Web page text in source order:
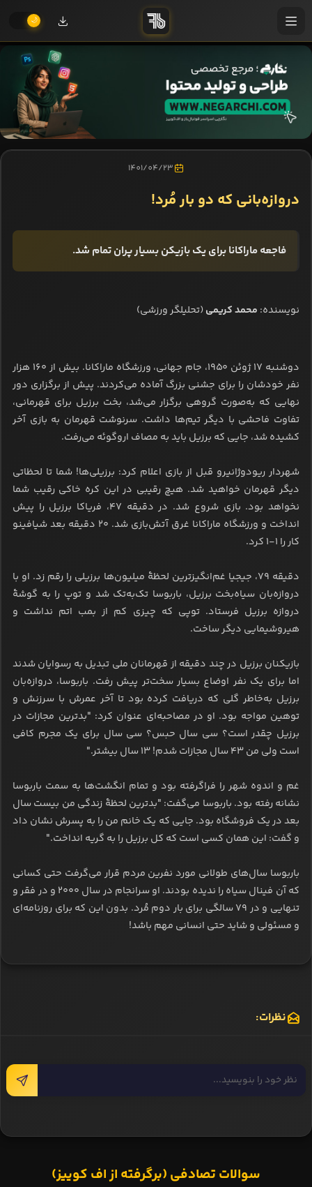
1401/04/23
دروازه‌بانی که دو بار مُرد!
فاجعه ماراکانا برای یک بازیکن بسیار پران تمام شد.
نویسنده: محمد کریمی(تحلیلگر ورزشی)
دوشنبه ۱۷ ژوئن ۱۹۵۰، جام جهانی، ورزشگاه ماراکانا. بیش از ۱۶۰ هزار
نفر خودشان را برای جشنی بزرگ آماده می‌کردند. پیش از برگزاری دور
نهایی که به‌صورت گروهی برگزار می‌شد، بخت برزیل برای قهرمانی،
تفاوت فاحشی با دیگر تیم‌ها داشت. سرنوشت قهرمان به بازی آخر
کشیده شد، جایی که برزیل باید به مصاف اروگوئه می‌رفت.
شهردار ریودوژانیرو قبل از بازی اعلام کرد: برزیلی‌ها! شما تا لحظاتی
دیگر قهرمان خواهید شد. هیچ رقیبی در این کره خاکی رقیب شما
نخواهد بود. بازی شروع شد. در دقیقه ۴۷، فریاکا برزیل را پیش
انداخت و ورزشگاه ماراکانا غرق آتش‌بازی شد. ۲۰ دقیقه بعد شیافینو
کار را ۱-۱ کرد.
دقیقه ۷۹، جیجیا غم‌انگیزترین لحظۀ میلیون‌ها برزیلی را رقم زد. او با
دروازه‌بان سیاه‌بخت برزیل، باربوسا تک‌به‌تک شد و توپ را به گوشۀ
دروازه برزیل فرستاد. توپی که چیزی کم از بمب اتم نداشت و
هیروشیمایی دیگر ساخت.
بازیکنان برزیل در چند دقیقه از قهرمانان ملی تبدیل به رسوایان شدند
اما برای یک نفر اوضاع بسیار سخت‌تر پیش رفت. باربوسا، دروازه‌بان
برزیل به‌‌خاطر گلی که دریافت کرده بود تا آخر عمرش با سرزنش و
توهین مواجه بود. او در مصاحبه‌ای عنوان کرد: "بدترین مجازات در
برزیل چقدر است؟ سی سال حبس؟ سی سال برای یک مجرم کافی
است ولی من ۴۳ سال مجازات شدم! ۱۳ سال بیشتر."
غم و اندوه شهر را فراگرفته بود و تمام انگشت‌ها به سمت باربوسا
نشانه رفته بود. باربوسا می‌گفت: "بدترین لحظۀ زندگی من بیست سال
بعد در یک فروشگاه بود. جایی که یک خانم من را به پسرش نشان داد
و گفت: این همان کسی است که کل برزیل را به گریه انداخت."
باربوسا سال‌های طولانی مورد نفرین مردم قرار می‌گرفت حتی کسانی
که آن فینال سیاه را ندیده بودند. او سرانجام در سال ۲۰۰۰ و در فقر و
تنهایی و در ۷۹ سالگی برای بار دوم مُرد. بدون این‌ که برای روزنامه‌ای
و مسئولی و شاید حتی انسانی مهم باشد!
نظرات:
سوالات تصادفی (برگرفته از اف کوییز)